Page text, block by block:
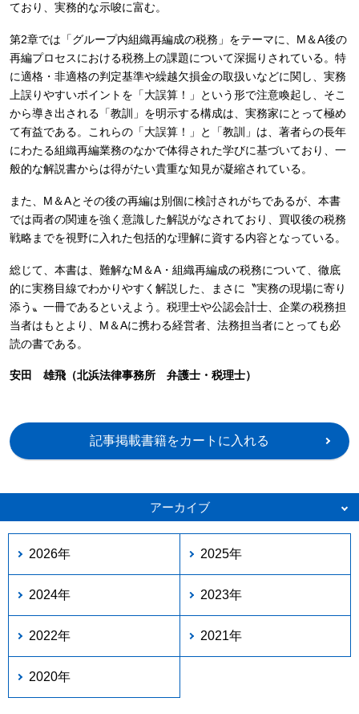
ており、実務的な示唆に富む。
第2章では「グループ内組織再編成の税務」をテーマに、M＆A後の
再編プロセスにおける税務上の課題について深掘りされている。特
に適格・非適格の判定基準や繰越欠損金の取扱いなどに関し、実務
上誤りやすいポイントを「大誤算！」という形で注意喚起し、そこ
から導き出される「教訓」を明示する構成は、実務家にとって極め
て有益である。これらの「大誤算！」と「教訓」は、著者らの長年
にわたる組織再編業務のなかで体得された学びに基づいており、一
般的な解説書からは得がたい貴重な知見が凝縮されている。
また、M＆Aとその後の再編は別個に検討されがちであるが、本書
では両者の関連を強く意識した解説がなされており、買収後の税務
戦略までを視野に入れた包括的な理解に資する内容となっている。
総じて、本書は、難解なM＆A・組織再編成の税務について、徹底
的に実務目線でわかりやすく解説した、まさに〝実務の現場に寄り
添う〟一冊であるといえよう。税理士や公認会計士、企業の税務担
当者はもとより、M＆Aに携わる経営者、法務担当者にとっても必
読の書である。
安田 雄飛（北浜法律事務所 弁護士・税理士）
記事掲載書籍をカートに入れる
アーカイブ
2026年 2025年
2024年 2023年
2022年 2021年
2020年